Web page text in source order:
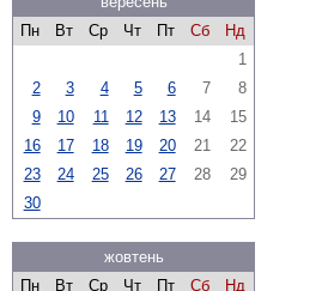
Пн
Вт Ср Чт Пт Сб
Нд
1
2
3 4 5 6 7
8
9
10 11 12 13 14
15
16
17 18 19 20 21
22
23
24 25 26 27 28
29
30
жовтень
Пн
Вт Ср Чт Пт Сб Нд